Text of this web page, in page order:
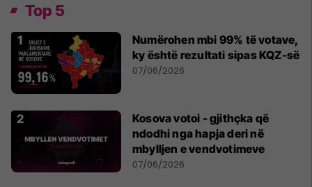
Top 5
Numërohen mbi 99% të votave,
ky është rezultati sipas KQZ-së
07/06/2026
Kosova votoi - gjithçka që
ndodhi nga hapja deri në
mbylljen e vendvotimeve
07/06/2026